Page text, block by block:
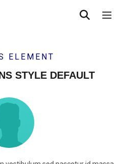
ELEMENT
STYLE DEFAULT